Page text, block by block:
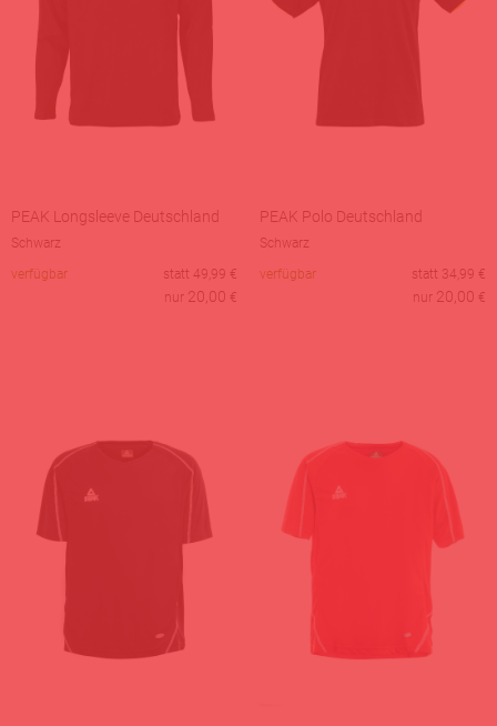
PEAK Longsleeve Deutschland
Schwarz
verfügbar
statt 49,99 €
nur 20,00 €
PEAK Polo Deutschland
Schwarz
verfügbar
statt 34,99 €
nur 20,00 €